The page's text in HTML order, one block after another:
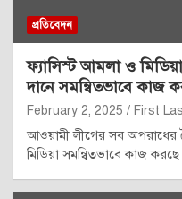
প্রতিবেদন
ফ্যাসিস্ট আমলা ও
দানে সমন্বিতভাবে কাজ
February 2, 2025 First
আওয়ামী লীগের সব অপরাধের
মিডিয়া সমন্বিতভাবে কাজ